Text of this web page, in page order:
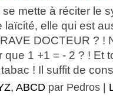
mette à réciter le
elle qui est
DOCTEUR ? !
que 1 +1 = - 2 ? ! Et
! Il suffit de
ABCD par Pedros |